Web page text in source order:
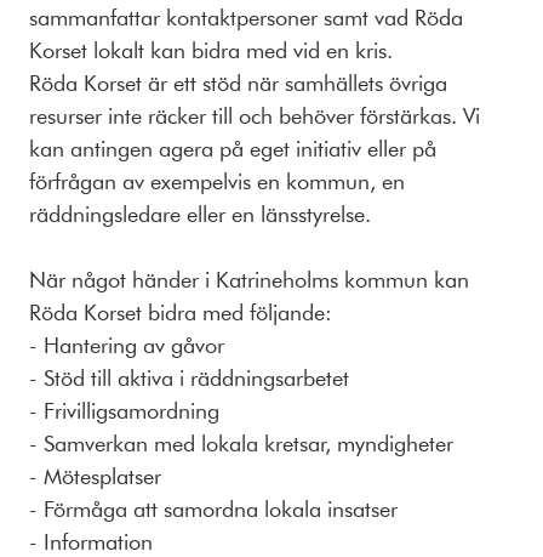
sammanfattar kontaktpersoner samt vad Röda
Korset lokalt kan bidra med vid en kris.
Röda Korset är ett stöd när samhällets övriga
resurser inte räcker till och behöver förstärkas. Vi
kan antingen agera på eget initiativ eller på
förfrågan av exempelvis en kommun, en
räddningsledare eller en länsstyrelse.
När något händer i Katrineholms kommun kan
Röda Korset bidra med följande:
- Hantering av gåvor
- Stöd till aktiva i räddningsarbetet
- Frivilligsamordning
- Samverkan med lokala kretsar, myndigheter
- Mötesplatser
- Förmåga att samordna lokala insatser
- Information